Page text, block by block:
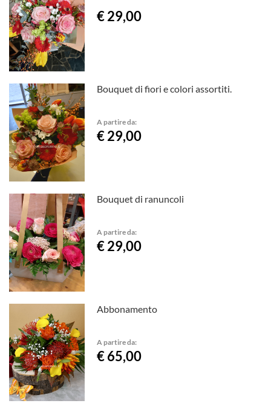
€ 29,00
Bouquet di fiori e colori assortiti.
A partire da:
€ 29,00
Bouquet di ranuncoli
A partire da:
€ 29,00
Abbonamento
A partire da:
€ 65,00